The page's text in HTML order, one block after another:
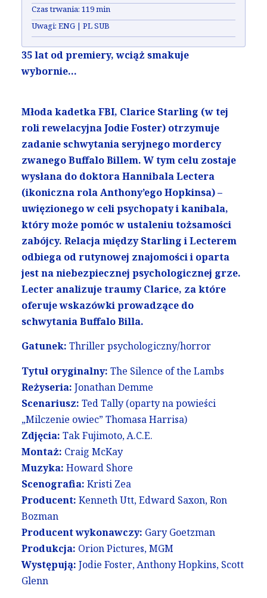
Czas trwania: 119 min
Uwagi: ENG | PL SUB
35 lat od premiery, wciąż smakuje
wybornie…
Młoda kadetka FBI, Clarice Starling (w tej
roli rewelacyjna Jodie Foster) otrzymuje
zadanie schwytania seryjnego mordercy
zwanego Buffalo Billem. W tym celu zostaje
wysłana do doktora Hannibala Lectera
(ikoniczna rola Anthony’ego Hopkinsa) –
uwięzionego w celi psychopaty i kanibala,
który może pomóc w ustaleniu tożsamości
zabójcy. Relacja między Starling i Lecterem
odbiega od rutynowej znajomości i oparta
jest na niebezpiecznej psychologicznej grze.
Lecter analizuje traumy Clarice, za które
oferuje wskazówki prowadzące do
schwytania Buffalo Billa.
Gatunek: Thriller psychologiczny/horror
Tytuł oryginalny: The Silence of the Lambs
Reżyseria: Jonathan Demme
Scenariusz: Ted Tally (oparty na powieści
„Milczenie owiec” Thomasa Harrisa)
Zdjęcia: Tak Fujimoto, A.C.E.
Montaż: Craig McKay
Muzyka: Howard Shore
Scenografia: Kristi Zea
Producent: Kenneth Utt, Edward Saxon, Ron
Bozman
Producent wykonawczy: Gary Goetzman
Produkcja: Orion Pictures, MGM
Występują: Jodie Foster, Anthony Hopkins, Scott
Glenn